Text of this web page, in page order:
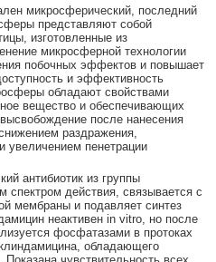
микросферический, последний
представляют собой
изготовленные из
микросферной технологии
побочных эффектов и повышает
и эффективность
обладают свойствами
вещество и обеспечивающих
после нанесения
раздражения,
увеличением пенетрации
антибиотик из группы
спектром действия, связывается с
мембраны и подавляет синтез
неактивен in vitro, но после
фосфатазами в протоках
обладающего